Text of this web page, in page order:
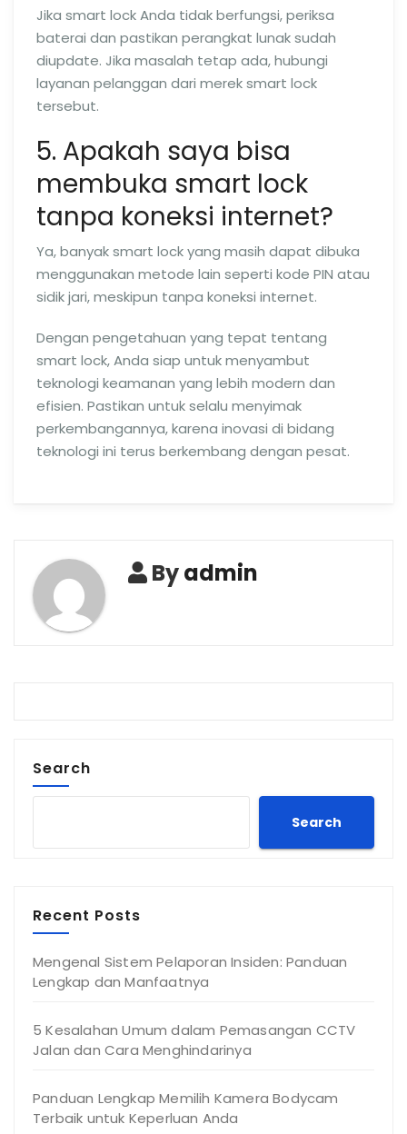
Jika smart lock Anda tidak berfungsi, periksa
baterai dan pastikan perangkat lunak sudah
diupdate. Jika masalah tetap ada, hubungi
layanan pelanggan dari merek smart lock
tersebut.
5. Apakah saya bisa
membuka smart lock
tanpa koneksi internet?
Ya, banyak smart lock yang masih dapat dibuka
menggunakan metode lain seperti kode PIN atau
sidik jari, meskipun tanpa koneksi internet.
Dengan pengetahuan yang tepat tentang
smart lock, Anda siap untuk menyambut
teknologi keamanan yang lebih modern dan
efisien. Pastikan untuk selalu menyimak
perkembangannya, karena inovasi di bidang
teknologi ini terus berkembang dengan pesat.
Byadmin
Search
Search
Recent Posts
Mengenal Sistem Pelaporan Insiden: Panduan
Lengkap dan Manfaatnya
5 Kesalahan Umum dalam Pemasangan CCTV
Jalan dan Cara Menghindarinya
Panduan Lengkap Memilih Kamera Bodycam
Terbaik untuk Keperluan Anda